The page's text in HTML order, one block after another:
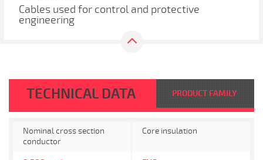
Cables used for control and protective
engineering
TECHNICAL DATA PRODUCT FAMILY
Nominal cross section
conductor
Core insulation